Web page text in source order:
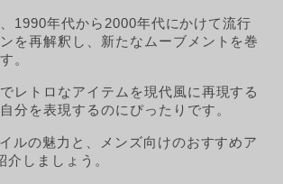
1990年代から2000年代にかけて流行
を再解釈し、新たなムーブメントを巻
。
レトロなアイテムを現代風に再現する
分を表現するのにぴったりです。
ルの魅力と、メンズ向けのおすすめア
介しましょう。